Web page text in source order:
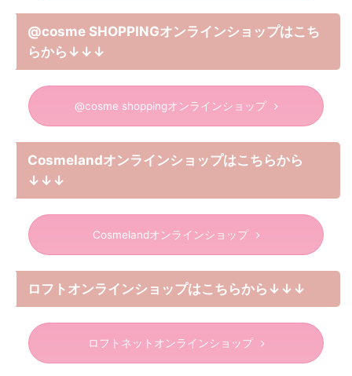
@cosme SHOPPINGオンラインショップはこち
らから↓↓↓
@cosme shoppingオンラインショップ
Cosmelandオンラインショップはこちらから
↓↓↓
Cosmelandオンラインショップ
ロフトオンラインショップはこちらから↓↓↓
ロフトネットオンラインショップ